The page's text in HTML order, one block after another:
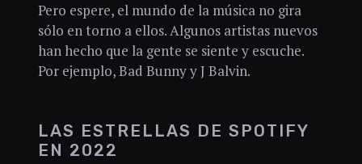
Pero espere, el mundo de la música no gira
sólo en torno a ellos. Algunos artistas nuevos
han hecho que la gente se siente y escuche.
Por ejemplo, Bad Bunny y J Balvin.
LAS ESTRELLAS DE SPOTIFY
EN 2022